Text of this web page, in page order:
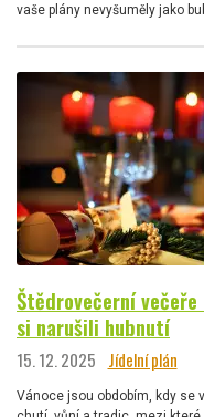
vaše plány nevyšuměly jako
Štědrovečerní
si narušili hubnutí
15. 12. 2025 Jídelní plán
Vánoce jsou obdobím, kdy se